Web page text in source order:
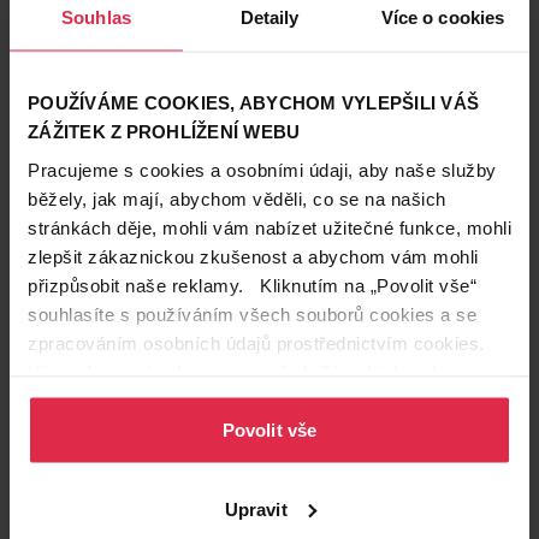
Souhlas Detaily Více o cookies
POUŽÍVÁME COOKIES, ABYCHOM VYLEPŠILI VÁŠ
ZÁŽITEK Z PROHLÍŽENÍ WEBU
Pracujeme s cookies a osobními údaji, aby naše služby
běžely, jak mají, abychom věděli, co se na našich
stránkách děje, mohli vám nabízet užitečné funkce, mohli
zlepšit zákaznickou zkušenost a abychom vám mohli
přizpůsobit naše reklamy. Kliknutím na „Povolit vše“
souhlasíte s používáním všech souborů cookies a se
zpracováním osobních údajů prostřednictvím cookies.
osobních údajů.
Povolit vše
Upravit
Krásné vlasy
27. 7. 2023
Henna: Přírodní barvení i péče o vlasy
Chcete pečovat o svoje vlasy co nejšetrněji a nezatěžovat je
přípravky se spoustou chemie? V tom případě vsaďte na
hennu! Používala se už před tisíci lety ve starodávném Egyptě
a její blahodárné účinky fungují stejně dobře i dnes.
péče o vlasy přírodní kosmetika